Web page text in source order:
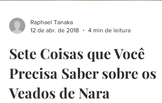
Sete Coisas que Você
Precisa Saber sobre os